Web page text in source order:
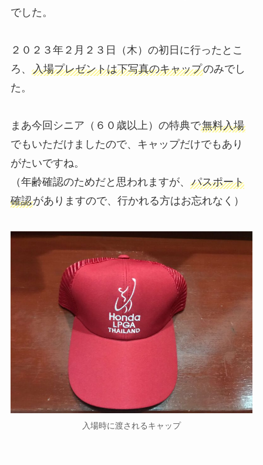
でした。
２０２３年２月２３日（木）の初日に行ったとこ
ろ、 入場プレゼントは下写真のキャップのみでし
た。
まあ今回シニア（６０歳以上）の特典で無料入場
でもいただけましたので、キャップだけでもあり
がたいですね。
（年齢確認のためだと思われますが、 パスポート
確認がありますので、行かれる方はお忘れなく）
入場時に渡されるキャップ